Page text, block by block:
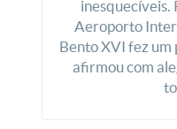
inesquecíveis.
Aeroporto
Bento XVI fez um
afirmou com